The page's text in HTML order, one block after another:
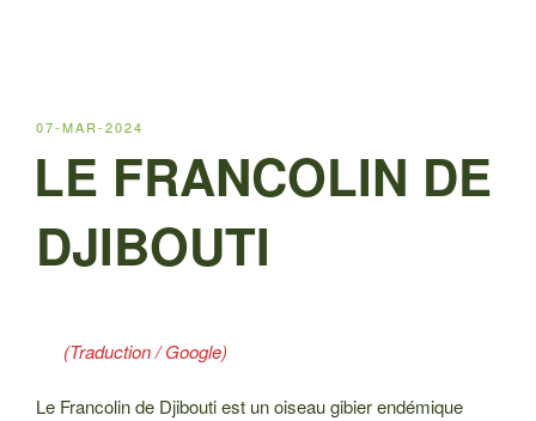
PUBLIÉ
07-MAR-2024
LE FRANCOLIN DE
DJIBOUTI
(Traduction / Google)
Le Francolin de Djibouti est un oiseau gibier endémique